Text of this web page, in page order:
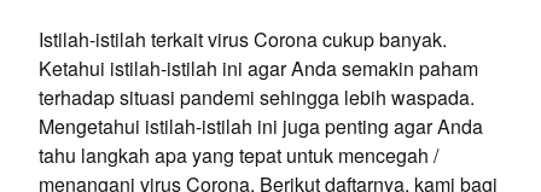
Istilah-istilah terkait virus Corona cukup banyak.
Ketahui istilah-istilah ini agar Anda semakin paham
terhadap situasi pandemi sehingga lebih waspada.
Mengetahui istilah-istilah ini juga penting agar Anda
tahu langkah apa yang tepat untuk mencegah /
menangani virus Corona. Berikut daftarnya, kami bagi